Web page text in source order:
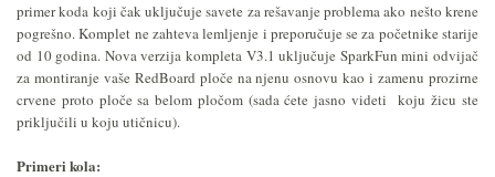
primer koda koji čak uključuje savete za rešavanje problema ako nešto krene
pogrešno. Komplet ne zahteva lemljenje i preporučuje se za početnike starije
od 10 godina. Nova verzija kompleta V3.1 uključuje SparkFun mini odvijač
za montiranje vaše RedBoard ploče na njenu osnovu kao i zamenu prozirne
crvene proto ploče sa belom pločom (sada ćete jasno videti koju žicu ste
priključili u koju utičnicu).
Primeri kola: